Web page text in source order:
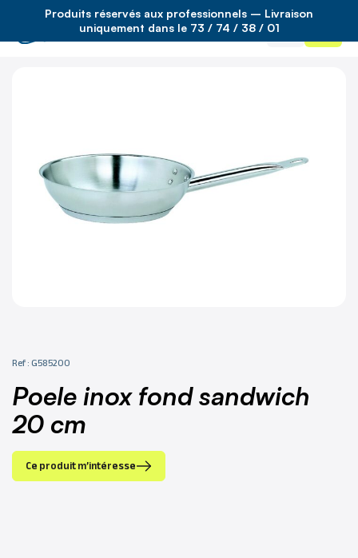
Produits réservés aux professionnels – Livraison
uniquement dans le 73 / 74 / 38 / 01
(non défini)/poele inox fond sandwich 20 cm
Ref : G585200
poele inox fond sandwich
20 cm
Ce produit m’intéresse